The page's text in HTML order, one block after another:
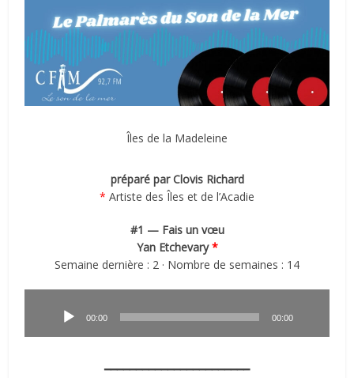
Îles de la Madeleine
préparé par Clovis Richard
* Artiste des Îles et de l’Acadie
#1 — Fais un vœu
Yan Etchevary*
Semaine dernière : 2 · Nombre de semaines : 14
00:00 00:00
━━━━━━━━━━━━━━━━━━━━━━━